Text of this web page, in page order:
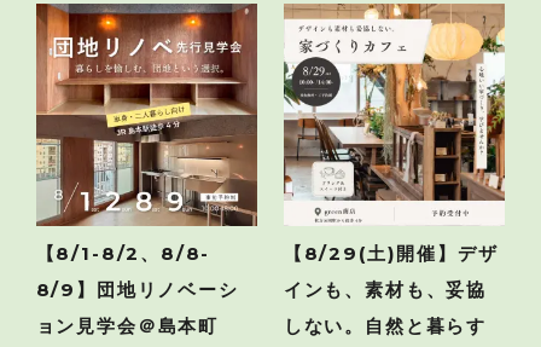
【8/1-8/2、8/8-
8/9】団地リノベーシ
ョン見学会＠島本町
【8/29(土)開催】デザ
インも、素材も、妥協
しない。自然と暮らす